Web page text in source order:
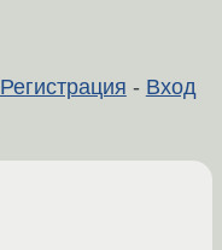
Регистрация - Вход